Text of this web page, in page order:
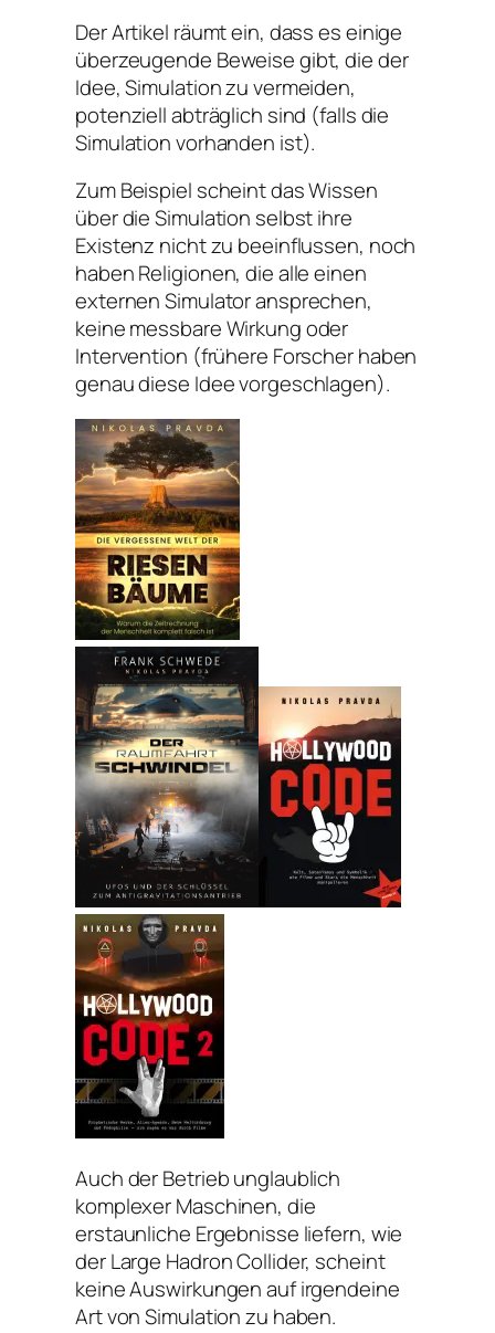
Der Artikel räumt ein, dass es einige
überzeugende Beweise gibt, die der
Idee, Simulation zu vermeiden,
potenziell abträglich sind (falls die
Simulation vorhanden ist).
Zum Beispiel scheint das Wissen
über die Simulation selbst ihre
Existenz nicht zu beeinflussen, noch
haben Religionen, die alle einen
externen Simulator ansprechen,
keine messbare Wirkung oder
Intervention (frühere Forscher haben
genau diese Idee vorgeschlagen).
Auch der Betrieb unglaublich
komplexer Maschinen, die
erstaunliche Ergebnisse liefern, wie
der Large Hadron Collider, scheint
keine Auswirkungen auf irgendeine
Art von Simulation zu haben.